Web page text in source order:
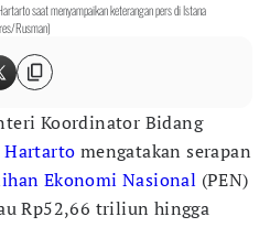
saat menyampaikan keterangan pers di Istana
Rusman)
Koordinator Bidang
Hartarto mengatakan serapan
Ekonomi Nasional (PEN)
Rp52,66 triliun hingga